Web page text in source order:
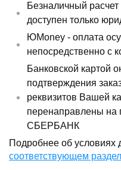
Безналичный
доступен только
ЮMoney - оплата
непосредственно с
Банковской картой
подтверждения
реквизитов Вашей
перенаправлены
СБЕРБАНК
Подробнее об условиях
соответствующем